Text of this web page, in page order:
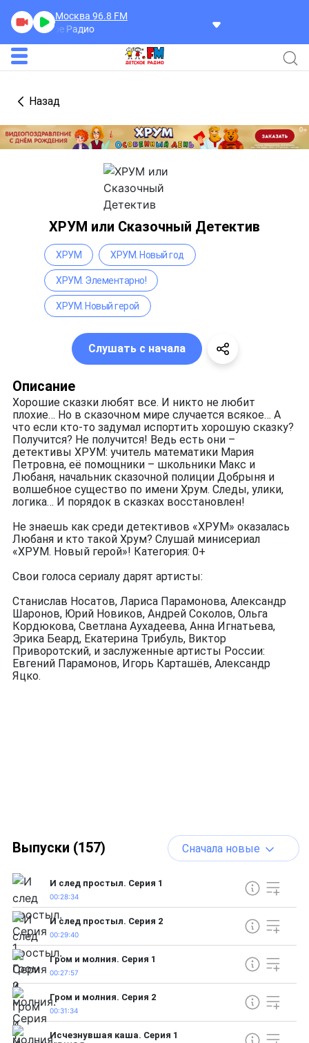
Москва 96.8 FM
Реклама
Назад
ХРУМ или Сказочный Детектив
Описание
Хорошие сказки любят все. И никто не любит
плохие… Но в сказочном мире случается всякое… А
что если кто-то задумал испортить хорошую сказку?
Получится? Не получится! Ведь есть они –
детективы ХРУМ: учитель математики Мария
Петровна, её помощники – школьники Макс и
Любаня, начальник сказочной полиции Добрыня и
волшебное существо по имени Хрум. Следы, улики,
логика… И порядок в сказках восстановлен!
Не знаешь как среди детективов «ХРУМ» оказалась
Любаня и кто такой Хрум? Слушай минисериал
«ХРУМ. Новый герой»! Категория: 0+
Свои голоса сериалу дарят артисты:
Станислав Носатов, Лариса Парамонова, Александр
Шаронов, Юрий Новиков, Андрей Соколов, Ольга
Кордюкова, Светлана Аухадеева, Анна Игнатьева,
Эрика Беард, Екатерина Трибуль, Виктор
Приворотский, и заслуженные артисты России:
Евгений Парамонов, Игорь Карташёв, Александр
Яцко.
ХРУМ ХРУМ. Новый год
ХРУМ. Элементарно!
ХРУМ. Новый герой
Слушать с начала
Выпуски (157) Сначала новые
И след простыл. Серия 1
00:28:34
И след простыл. Серия 2
00:29:40
Гром и молния. Серия 1
00:27:57
Гром и молния. Серия 2
00:31:34
Исчезнувшая каша. Серия 1